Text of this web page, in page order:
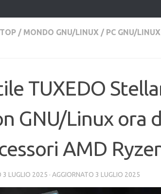
/ MONDO GNU/LINUX / PC GNU/LINUX
TUXEDO
GNU/Linux ora
AMD
3 LUGLIO 2025 · AGGIORNATO 3 LUGLIO 2025